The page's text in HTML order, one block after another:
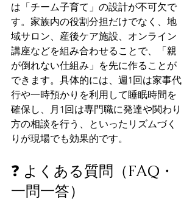
は「チーム子育て」の設計が不可欠で
す。家族内の役割分担だけでなく、地
域サロン、産後ケア施設、オンライン
講座などを組み合わせることで、「親
が倒れない仕組み」を先に作ることが
できます。具体的には、週1回は家事代
行や一時預かりを利用して睡眠時間を
確保し、月1回は専門職に発達や関わり
方の相談を行う、といったリズムづく
りが現場でも効果的です。
❓ よくある質問（FAQ・
一問一答）